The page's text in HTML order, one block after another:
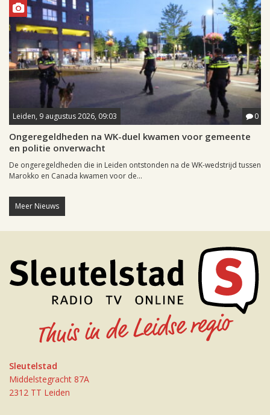
Leiden, 9 augustus 2026, 09:03 0
Ongeregeldheden na WK-duel kwamen voor gemeente
en politie onverwacht
De ongeregeldheden die in Leiden ontstonden na de WK-wedstrijd tussen
Marokko en Canada kwamen voor de...
Meer Nieuws
Sleutelstad
Middelstegracht 87A
2312 TT Leiden